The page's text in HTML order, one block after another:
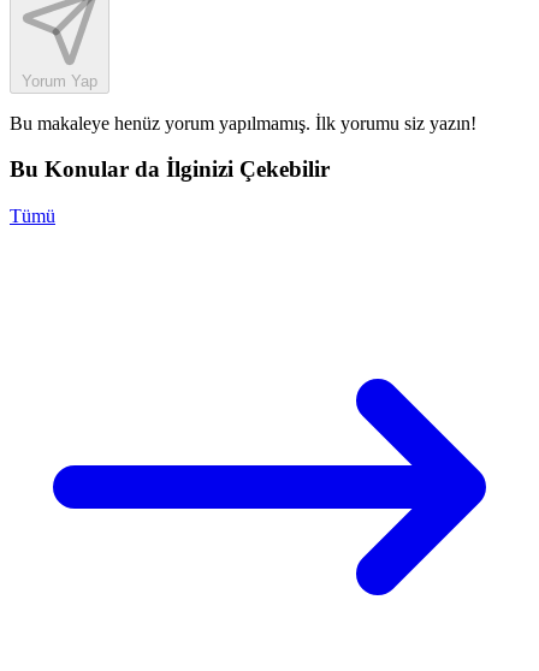
Yorum Yap
Bu makaleye henüz yorum yapılmamış. İlk yorumu siz yazın!
Bu Konular da İlginizi Çekebilir
Tümü